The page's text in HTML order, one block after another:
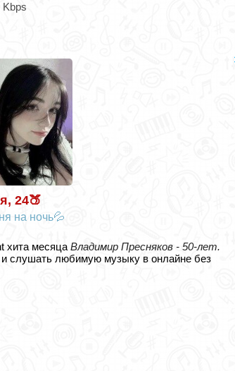
Kbps
24🍑
на ночь💦
хита месяца Владимир Пресняков - 50-лет.
и слушать любимую музыку в онлайне без